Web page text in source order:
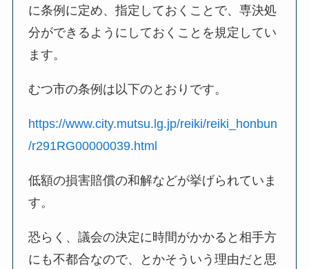
に条例に定め、指定しておくことで、専決処
分ができるようにしておくことを規定してい
ます。
むつ市の条例は以下のとおりです。
https://www.city.mutsu.lg.jp/reiki/reiki_honbun
/r291RG00000039.html
低額の損害賠償の和解などが挙げられていま
す。
恐らく、議会の決定に時間がかかると相手方
にも不都合なので、とかそういう理由だと思